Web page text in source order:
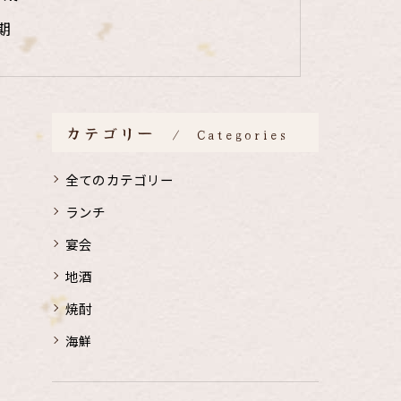
カテゴリー Categories
全てのカテゴリー
ランチ
宴会
地酒
焼酎
海鮮